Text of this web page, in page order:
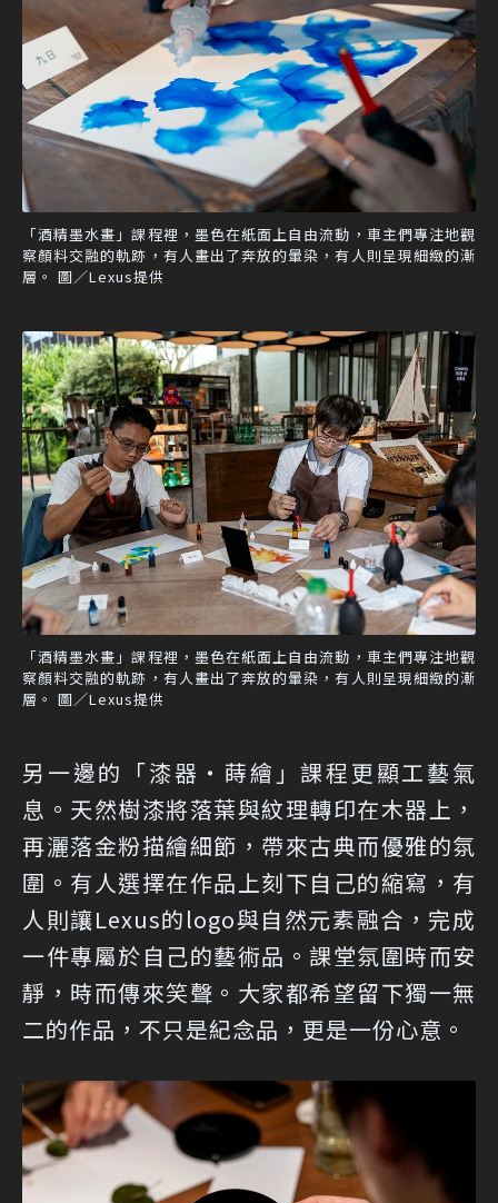
「酒精墨水畫」課程裡，墨色在紙面上自由流動，車主們專注地觀
察顏料交融的軌跡，有人畫出了奔放的暈染，有人則呈現細緻的漸
層。 圖／Lexus提供
「酒精墨水畫」課程裡，墨色在紙面上自由流動，車主們專注地觀
察顏料交融的軌跡，有人畫出了奔放的暈染，有人則呈現細緻的漸
層。 圖／Lexus提供
另一邊的「漆器・蒔繪」課程更顯工藝氣
息。天然樹漆將落葉與紋理轉印在木器上，
再灑落金粉描繪細節，帶來古典而優雅的氛
圍。有人選擇在作品上刻下自己的縮寫，有
人則讓Lexus的logo與自然元素融合，完成
一件專屬於自己的藝術品。課堂氛圍時而安
靜，時而傳來笑聲。大家都希望留下獨一無
二的作品，不只是紀念品，更是一份心意。